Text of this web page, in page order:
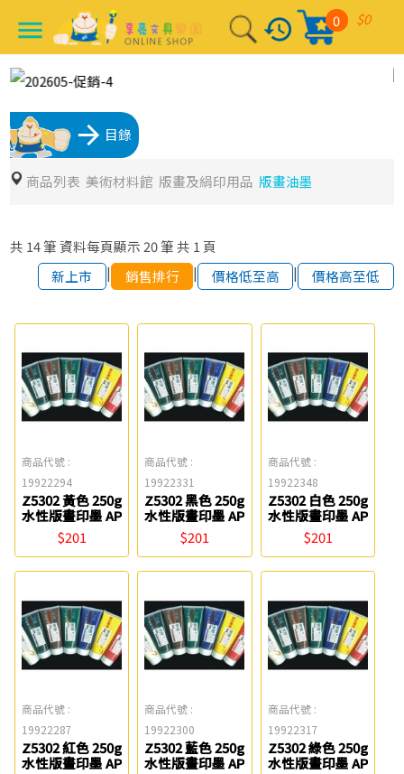
menu history $0
0
arrow_forward 目錄
商品列表 美術材料館 版畫及絹印用品 版畫油墨
共 14筆 資料每頁顯示 20筆 共 1 頁
新上市
| 銷售排行 | 價格低至高 | 價格高至低
商品代號 :
19922294
Z5302 黃色 250g
水性版畫印墨 AP
$201
商品代號 :
19922331
Z5302 黑色 250g
水性版畫印墨 AP
$201
商品代號 :
19922348
Z5302 白色 250g
水性版畫印墨 AP
$201
商品代號 :
19922287
Z5302 紅色 250g
水性版畫印墨 AP
商品代號 :
19922300
Z5302 藍色 250g
水性版畫印墨 AP
商品代號 :
19922317
Z5302 綠色 250g
水性版畫印墨 AP